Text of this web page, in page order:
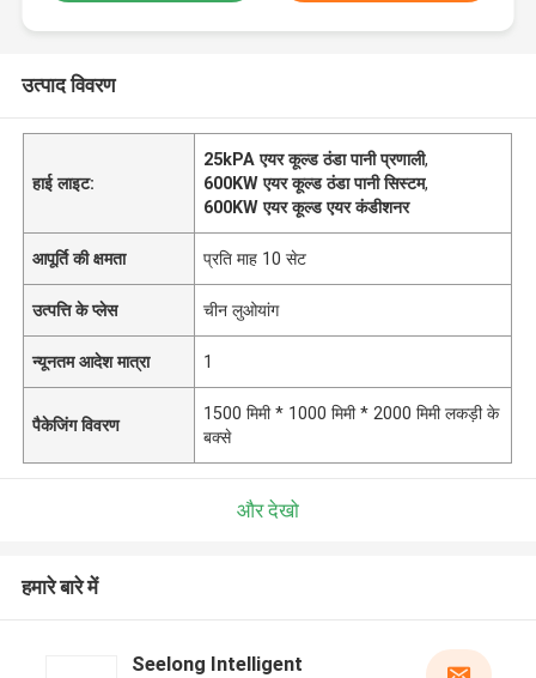
उत्पाद विवरण
हाई लाइट:
25kPA एयर कूल्ड ठंडा पानी प्रणाली,
600KW एयर कूल्ड ठंडा पानी सिस्टम,
600KW एयर कूल्ड एयर कंडीशनर
आपूर्ति की क्षमता प्रति माह 10 सेट
उत्पत्ति के प्लेस चीन लुओयांग
न्यूनतम आदेश मात्रा 1
पैकेजिंग विवरण
1500 मिमी * 1000 मिमी * 2000 मिमी लकड़ी के
बक्से
और देखो
हमारे बारे में
Seelong Intelligent